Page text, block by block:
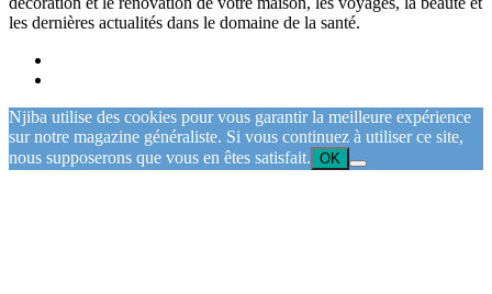
les dernières actualités dans le domaine de la santé.
Njiba utilise des cookies pour vous garantir la meilleure expérience
sur notre magazine généraliste. Si vous continuez à utiliser ce site,
nous supposerons que vous en êtes satisfait. OK